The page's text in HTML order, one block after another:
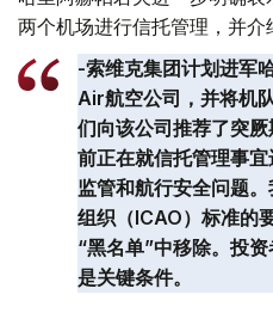
两个机场进行信托管理，并介
-索维克集团计划进军
Air航空公司，并将机
们向该公司推荐了突
前正在就信托管理事
监管和航行安全问题
组织（ICAO）标准的
“黑名单”中移除。投
是关键条件。